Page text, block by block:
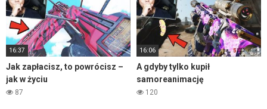
16:37
Jak zapłacisz, to powrócisz –
jak w życiu
87
16:06
A gdyby tylko kupił
samoreanimację
120